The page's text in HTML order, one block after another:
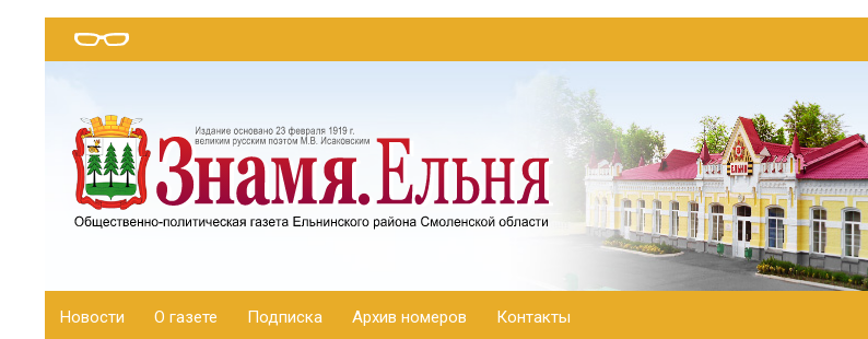
Новости О газете Подписка Архив номеров Контакты